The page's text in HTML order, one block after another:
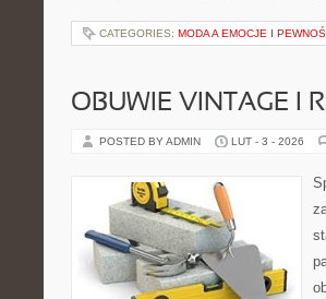
CATEGORIES: MODA A EMOCJE I
OBUWIE VINTAGE I
POSTED BY ADMIN LUT - 3 - 2026